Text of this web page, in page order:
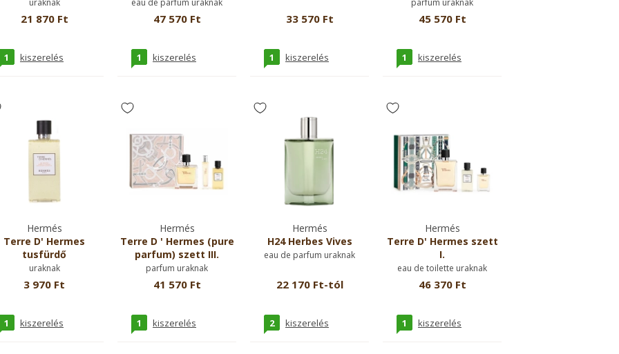
uraknak
21 870 Ft
1 kiszerelés
eau de parfum uraknak
47 570 Ft
1 kiszerelés
33 570 Ft
1 kiszerelés
parfum uraknak
45 570 Ft
1 kiszerelés
Hermés
Terre D' Hermes
tusfürdő
uraknak
3 970 Ft
1 kiszerelés
Hermés
Terre D ' Hermes (pure
parfum) szett III.
parfum uraknak
41 570 Ft
1 kiszerelés
Hermés
H24 Herbes Vives
eau de parfum uraknak
22 170 Ft-tól
2 kiszerelés
Hermés
Terre D' Hermes szett
I.
eau de toilette uraknak
46 370 Ft
1 kiszerelés